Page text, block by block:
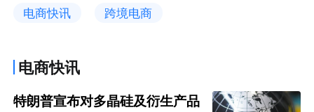
电商快讯 跨境电商
电商快讯
特朗普宣布对多晶硅及衍生产品